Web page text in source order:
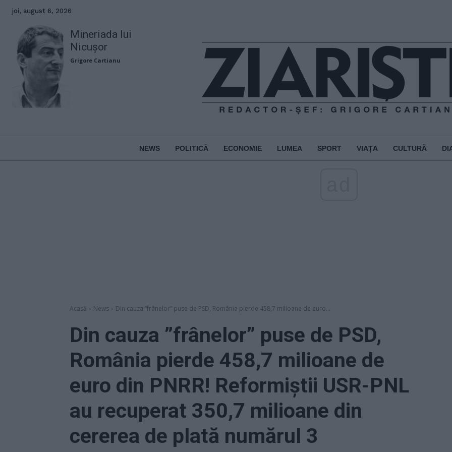
joi, august 6, 2026
Mineriada lui
Nicușor
Grigore Cartianu
NEWS POLITICĂ ECONOMIE LUMEA SPORT VIAȚA CULTURĂ
Acasă News Din cauza ”frânelor” puse de PSD, România pierde 458,7 milioane de euro...
Din cauza ”frânelor” puse de PSD,
România pierde 458,7 milioane de
euro din PNRR! Reformiștii USR-PNL
au recuperat 350,7 milioane din
cererea de plată numărul 3